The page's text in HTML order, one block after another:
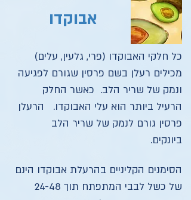
אבוקדו
כל חלקי האבוקדו (פרי, גלעין, עלים)
מכילים רעלן בשם פרסין שגורם לפגיעה
ונמק של שריר הלב. כאשר החלק
הרעיל ביותר הוא עלי האבוקדו. הרעלן
פרסין גורם לנמק של שריר הלב
ביונקים.
הסימנים הקליניים בהרעלת אבוקדו הינם
של כשל לבבי המתפתח תוך 24-48